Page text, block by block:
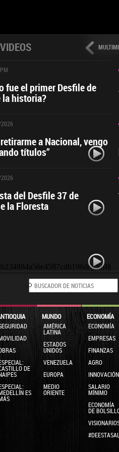
fue el primer Desfile de
historia?
a Nacional, vengo
títulos”
del Desfile 37 de
la Floresta
DE
ES
MUNDO
AMÉRICA
LATINA
ESTADOS
UNIDOS
VENEZUELA
EUROPA
MEDIO
ORIENTE
ECONOMÍA
ECONOMÍA
EMPRESAS
FINANZAS
AGRO
INNOVACIÓN
SALARIO
MÍNIMO
ECONOMÍA
DE